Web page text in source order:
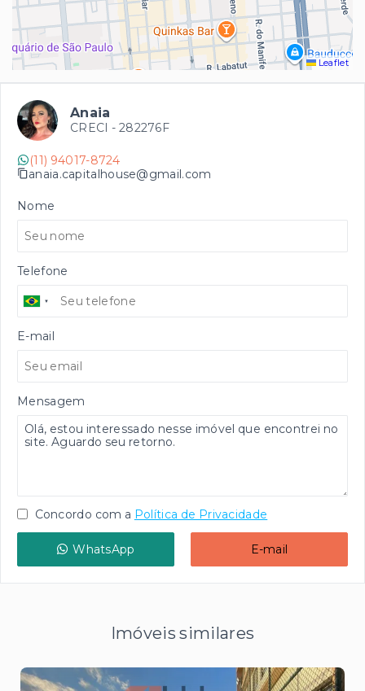
Leaflet
Anaia
CRECI - 282276F
(11) 94017-8724
anaia.capitalhouse@gmail.com
Nome
Telefone
E-mail
Mensagem
Concordo com a Política de Privacidade
WhatsApp E-mail
Imóveis similares